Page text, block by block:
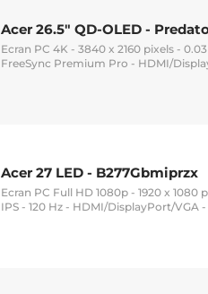
Acer 26.5" QD-OLED -
Ecran PC 4K - 3840 x 2160 pixels -
FreeSync Premium Pro - HDMI/
Acer 27 LED - B277Gbmiprzx
Ecran PC Full HD 1080p - 1920 x
IPS - 120 Hz - HDMI/DisplayPort/VGA